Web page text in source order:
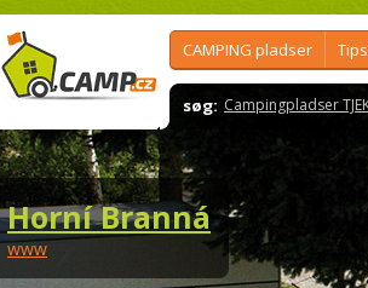
CAMPING pladser
søg: Campingpladser
Horní Branná
www